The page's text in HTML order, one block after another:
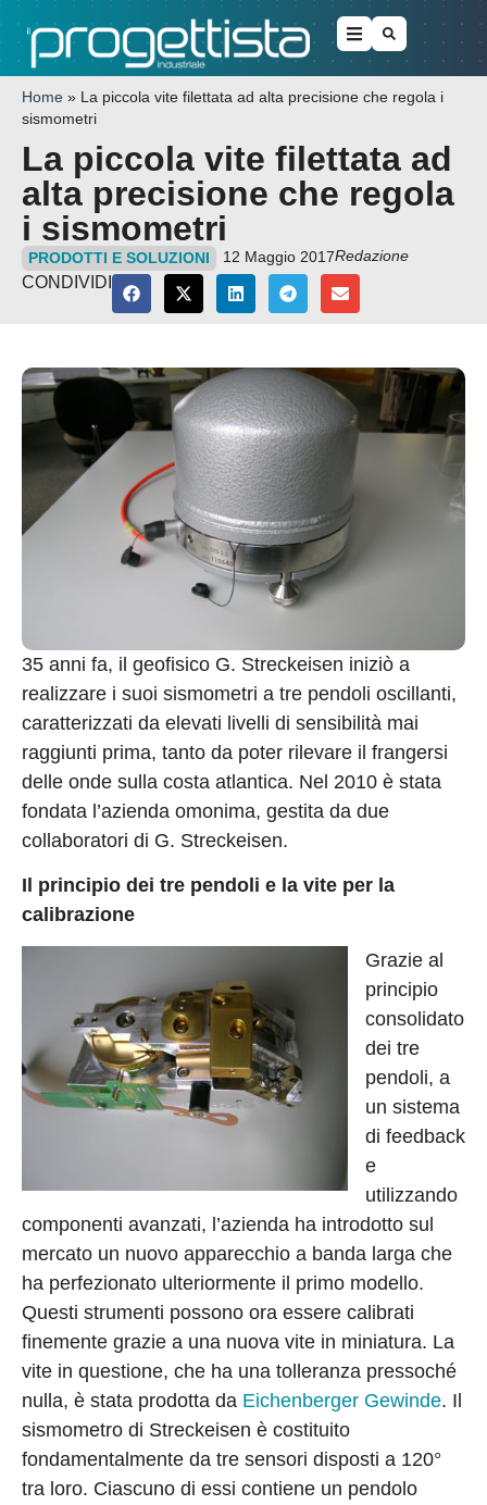
Home » La piccola vite filettata ad alta precisione che regola i
sismometri
La piccola vite filettata ad
alta precisione che regola
i sismometri
PRODOTTI E SOLUZIONI 12 Maggio 2017Redazione
CONDIVIDI
35 anni fa, il geofisico G. Streckeisen iniziò a
realizzare i suoi sismometri a tre pendoli oscillanti,
caratterizzati da elevati livelli di sensibilità mai
raggiunti prima, tanto da poter rilevare il frangersi
delle onde sulla costa atlantica. Nel 2010 è stata
fondata l’azienda omonima, gestita da due
collaboratori di G. Streckeisen.
Il principio dei tre pendoli e la vite per la
calibrazione
Grazie al
principio
consolidato
dei tre
pendoli, a
un sistema
di feedback
e
utilizzando
componenti avanzati, l’azienda ha introdotto sul
mercato un nuovo apparecchio a banda larga che
ha perfezionato ulteriormente il primo modello.
Questi strumenti possono ora essere calibrati
finemente grazie a una nuova vite in miniatura. La
vite in questione, che ha una tolleranza pressoché
nulla, è stata prodotta da Eichenberger Gewinde. Il
sismometro di Streckeisen è costituito
fondamentalmente da tre sensori disposti a 120°
tra loro. Ciascuno di essi contiene un pendolo